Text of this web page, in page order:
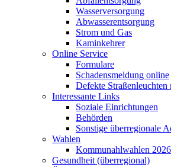
Wasserversorgung
Abwasserentsorgung
Strom und Gas
Kaminkehrer
Online Service
Formulare
Schadensmeldung online
Defekte Straßenleuchten
Interessante Links
Soziale Einrichtungen
Behörden
Sonstige überregionale
Wahlen
Kommunahlwahlen 2026
Gesundheit (überregional)